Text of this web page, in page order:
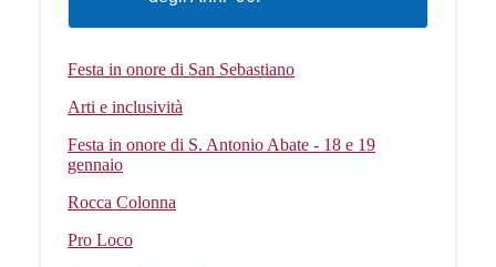
Festa in onore di San Sebastiano
Arti e inclusività
Festa in onore di S. Antonio Abate - 18 e 19
gennaio
Rocca Colonna
Pro Loco